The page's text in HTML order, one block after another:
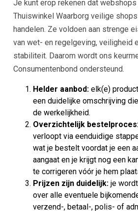
Je kunt erop rekenen dat
Thuiswinkel Waarborg veilige
handelen. Ze voldoen aan strenge
van wet- en regelgeving, veiligheid
stabiliteit. Daarom wordt ons
Consumentenbond ondersteund.
Helder aanbod:elk(e)
een duidelijke omschrijving
de werkelijkheid.
Overzichtelijk
verloopt via eenduidige
wat je bestelt voordat je een
aangaat en je krijgt nog een
te corrigeren vóór je hem
Prijzen zijn duidelijk:je
over alle eventuele
verzend-, betaal-, polis- of